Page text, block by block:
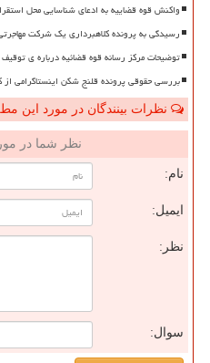
واکنش قوه قضاییه به ادعای شناسایی محل
رسیدگی به پرونده کلاهبرداری یک شرکت مهاجرتی با حدود ۳۰۰ شاکی در
توضیحات مرکز رسانه قوه قضائیه درباره ی
بررسی حقوقی پرونده قلنج شکن اینستاگرامی از
نظرات بینندگان در مورد این
نظر شما در
نام:
ایمیل:
نظر:
سوال: